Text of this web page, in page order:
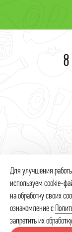
© 2026 ИП
Использование
основании
знака влечет за
Для улучшения
используем cookie-
на обработку своих
ознакомление с
запретить их